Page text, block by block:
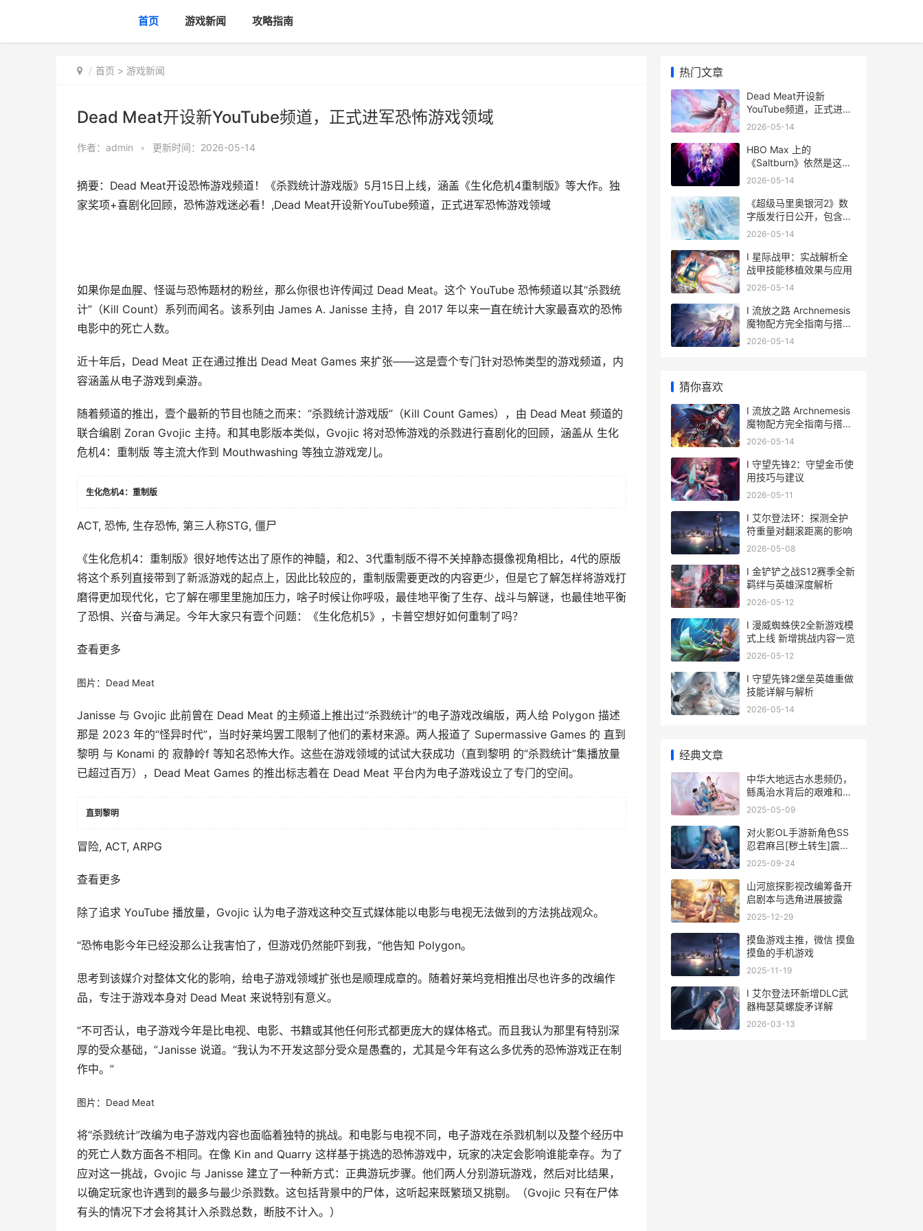
首页 游戏新闻 攻略指南
首页 > 游戏新闻
Dead Meat开设新YouTube频道，正式进军恐怖游戏领域
作者： admin • 更新时间：2026-05-14
摘要：Dead Meat开设恐怖游戏频道！《杀戮统计游戏版》5月15日上线，涵盖《生化危机4重制版》等大作。独
家奖项+喜剧化回顾，恐怖游戏迷必看！,Dead Meat开设新YouTube频道，正式进军恐怖游戏领域
如果你是血腥、怪诞与恐怖题材的粉丝，那么你很也许传闻过 Dead Meat。这个 YouTube 恐怖频道以其“杀戮统
计”（Kill Count）系列而闻名。该系列由 James A. Janisse 主持，自 2017 年以来一直在统计大家最喜欢的恐怖
电影中的死亡人数。
近十年后，Dead Meat 正在通过推出 Dead Meat Games 来扩张——这是壹个专门针对恐怖类型的游戏频道，内
容涵盖从电子游戏到桌游。
随着频道的推出，壹个最新的节目也随之而来：“杀戮统计游戏版”（Kill Count Games），由 Dead Meat 频道的
联合编剧 Zoran Gvojic 主持。和其电影版本类似，Gvojic 将对恐怖游戏的杀戮进行喜剧化的回顾，涵盖从 生化
危机4：重制版 等主流大作到 Mouthwashing 等独立游戏宠儿。
生化危机4：重制版
ACT, 恐怖, 生存恐怖, 第三人称STG, 僵尸
《生化危机4：重制版》很好地传达出了原作的神髓，和2、3代重制版不得不关掉静态摄像视角相比，4代的原版
将这个系列直接带到了新派游戏的起点上，因此比较应的，重制版需要更改的内容更少，但是它了解怎样将游戏打
磨得更加现代化，它了解在哪里里施加压力，啥子时候让你呼吸，最佳地平衡了生存、战斗与解谜，也最佳地平衡
了恐惧、兴奋与满足。今年大家只有壹个问题：《生化危机5》，卡普空想好如何重制了吗？
查看更多
图片：Dead Meat
Janisse 与 Gvojic 此前曾在 Dead Meat 的主频道上推出过“杀戮统计”的电子游戏改编版，两人给 Polygon 描述
那是 2023 年的“怪异时代”，当时好莱坞罢工限制了他们的素材来源。两人报道了 Supermassive Games 的 直到
黎明 与 Konami 的 寂静岭f 等知名恐怖大作。这些在游戏领域的试试大获成功（直到黎明 的“杀戮统计”集播放量
已超过百万），Dead Meat Games 的推出标志着在 Dead Meat 平台内为电子游戏设立了专门的空间。
直到黎明
冒险, ACT, ARPG
查看更多
除了追求 YouTube 播放量，Gvojic 认为电子游戏这种交互式媒体能以电影与电视无法做到的方法挑战观众。
“恐怖电影今年已经没那么让我害怕了，但游戏仍然能吓到我，”他告知 Polygon。
思考到该媒介对整体文化的影响，给电子游戏领域扩张也是顺理成章的。随着好莱坞竞相推出尽也许多的改编作
品，专注于游戏本身对 Dead Meat 来说特别有意义。
“不可否认，电子游戏今年是比电视、电影、书籍或其他任何形式都更庞大的媒体格式。而且我认为那里有特别深
厚的受众基础，”Janisse 说道。“我认为不开发这部分受众是愚蠢的，尤其是今年有这么多优秀的恐怖游戏正在制
作中。”
图片：Dead Meat
将“杀戮统计”改编为电子游戏内容也面临着独特的挑战。和电影与电视不同，电子游戏在杀戮机制以及整个经历中
的死亡人数方面各不相同。在像 Kin and Quarry 这样基于挑选的恐怖游戏中，玩家的决定会影响谁能幸存。为了
应对这一挑战，Gvojic 与 Janisse 建立了一种新方式：正典游玩步骤。他们两人分别游玩游戏，然后对比结果，
以确定玩家也许遇到的最多与最少杀戮数。这包括背景中的尸体，这听起来既繁琐又挑剔。（Gvojic 只有在尸体
有头的情况下才会将其计入杀戮总数，断肢不计入。）
热门文章
Dead Meat开设新
YouTube频道，正式进军
恐怖游戏领域
2026-05-14
HBO Max 上的
《Saltburn》依然是这十
年来最令人不安的惊悚片
2026-05-14
《超级马里奥银河2》数
字版发行日公开，包含额
外内容 超级马里奥银河
2026-05-14
I 星际战甲：实战解析全
战甲技能移植效果与应用
2026-05-14
I 流放之路 Archnemesis
魔物配方完全指南与搭配
技巧
2026-05-14
猜你喜欢
I 流放之路 Archnemesis
魔物配方完全指南与搭配
技巧
2026-05-14
I 守望先锋2：守望金币使
用技巧与建议
2026-05-11
I 艾尔登法环：探测全护
符重量对翻滚距离的影响
2026-05-08
I 金铲铲之战S12赛季全新
羁绊与英雄深度解析
2026-05-12
I 漫威蜘蛛侠2全新游戏模
式上线 新增挑战内容一览
2026-05-12
I 守望先锋2堡垒英雄重做
技能详解与解析
2026-05-14
经典文章
中华大地远古水患频仍，
鲧禹治水背后的艰难和经
历 中华大地的远古人类知
2025-05-09
对火影OL手游新角色SS
忍君麻吕[秽土转生]震撼
登场
2025-09-24
山河旅探影视改编筹备开
启剧本与选角进展披露
2025-12-29
摸鱼游戏主推，微信 摸鱼
摸鱼的手机游戏
2025-11-19
I 艾尔登法环新增DLC武
器梅瑟莫螺旋矛详解
2026-03-13